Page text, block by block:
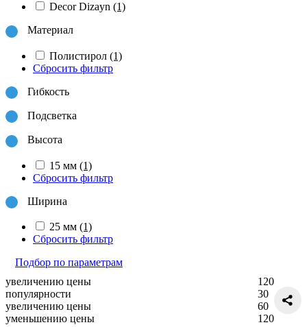
Decor Dizayn (1)
Материал
Полистирол (1)
Сбросить фильтр
Гибкость
Подсветка
Высота
15 мм (1)
Сбросить фильтр
Ширина
25 мм (1)
Сбросить фильтр
Подбор по параметрам
увеличению цены
популярности
увеличению цены
уменьшению цены
120
30
60
120